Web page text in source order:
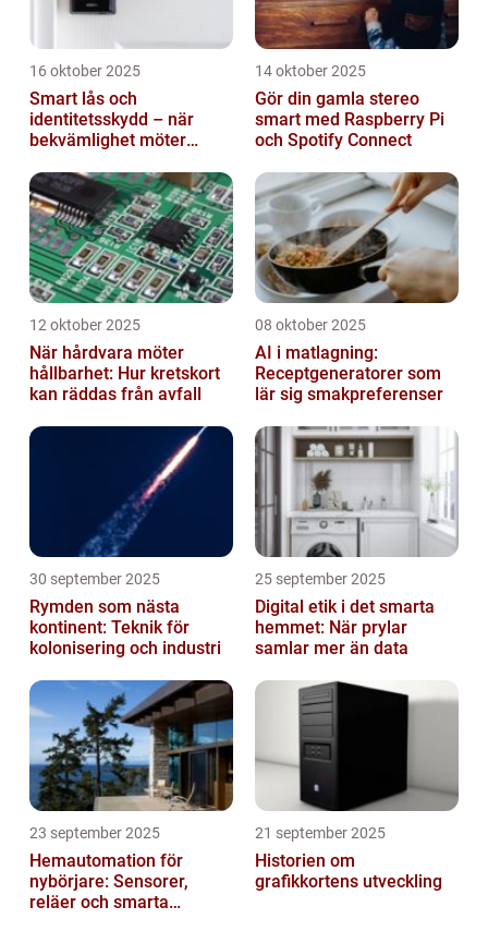
16 oktober 2025
Smart lås och
identitetsskydd – när
bekvämlighet möter
14 oktober 2025
Gör din gamla stereo
smart med Raspberry Pi
och Spotify Connect
12 oktober 2025
När hårdvara möter
hållbarhet: Hur kretskort
kan räddas från avfall
08 oktober 2025
AI i matlagning:
Receptgeneratorer som
lär sig smakpreferenser
30 september 2025
Rymden som nästa
kontinent: Teknik för
kolonisering och industri
25 september 2025
Digital etik i det smarta
hemmet: När prylar
samlar mer än data
23 september 2025
Hemautomation för
nybörjare: Sensorer,
reläer och smarta
21 september 2025
Historien om
grafikkortens utveckling